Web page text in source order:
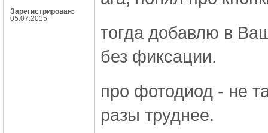
Зарегистрирован:
05.07.2015
тогда добавлю в
без фиксации.
про фотодиод - не
разы труднее.